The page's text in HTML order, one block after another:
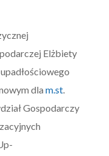
Elżbiety
dla m.st.
Gospodarczy